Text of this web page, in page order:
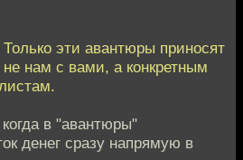
эти авантюры приносят
нам с вами, а конкретным
в "авантюры"
денег сразу напрямую в